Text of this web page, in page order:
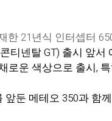
21년식 인터셉터
티넨탈 GT) 출시 앞서
로운 색상으로 출시,
둔 메테오 350과 함